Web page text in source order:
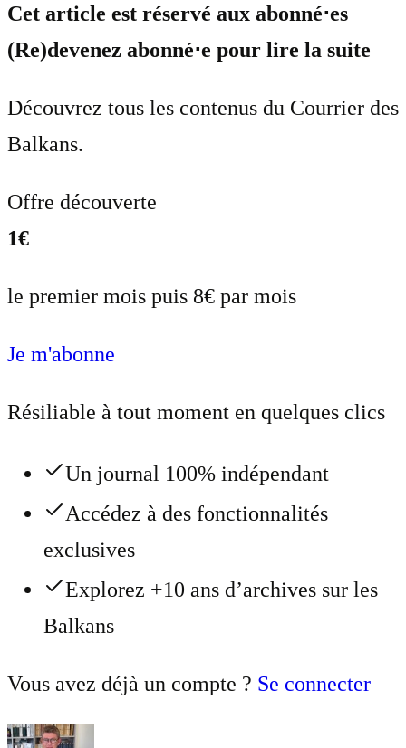
Cet article est réservé aux abonné⋅es
(Re)devenez abonné⋅e pour lire la suite
Découvrez tous les contenus du Courrier des
Balkans.
Offre découverte
1€
le premier mois puis 8€ par mois
Je m'abonne
Résiliable à tout moment en quelques clics
Un journal 100% indépendant
Accédez à des fonctionnalités
exclusives
Explorez +10 ans d’archives sur les
Balkans
Vous avez déjà un compte ? Se connecter